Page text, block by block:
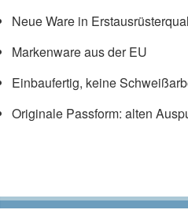
Neue Ware in
Markenware aus der EU
Einbaufertig, keine
Originale Passform: alten